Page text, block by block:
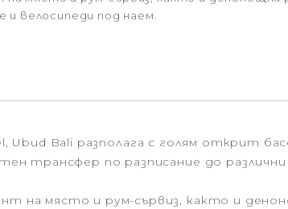
и велосипеди под наем.
Ubud Bali разполага с голям открит
трансфер по разписание до
на място и рум-сървиз, както и